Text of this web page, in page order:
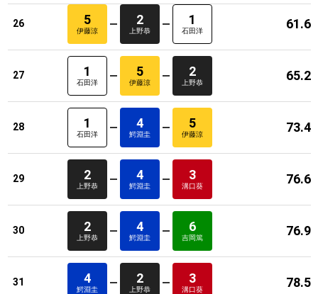
26 5
伊藤涼
2
上野恭
1
石田洋 61.6
27 1
石田洋
5
伊藤涼
2
上野恭 65.2
28 1
石田洋
4
鰐淵圭
5
伊藤涼 73.4
29 2
上野恭
4
鰐淵圭
3
溝口葵 76.6
30 2
上野恭
4
鰐淵圭
6
吉岡篤 76.9
31 4
鰐淵圭
2
上野恭
3
溝口葵 78.5